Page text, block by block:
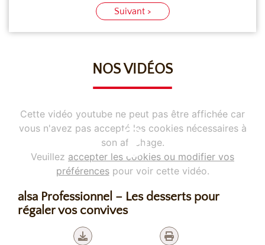
Suivant >
NOS VIDÉOS
Cette vidéo youtube ne peut pas être affichée car
vous n'avez pas accepté les cookies nécessaires à
son affichage.
Veuillez accepter les cookies ou modifier vos
préférencespour voir cette vidéo.
alsa Professionnel – Les desserts pour
régaler vos convives